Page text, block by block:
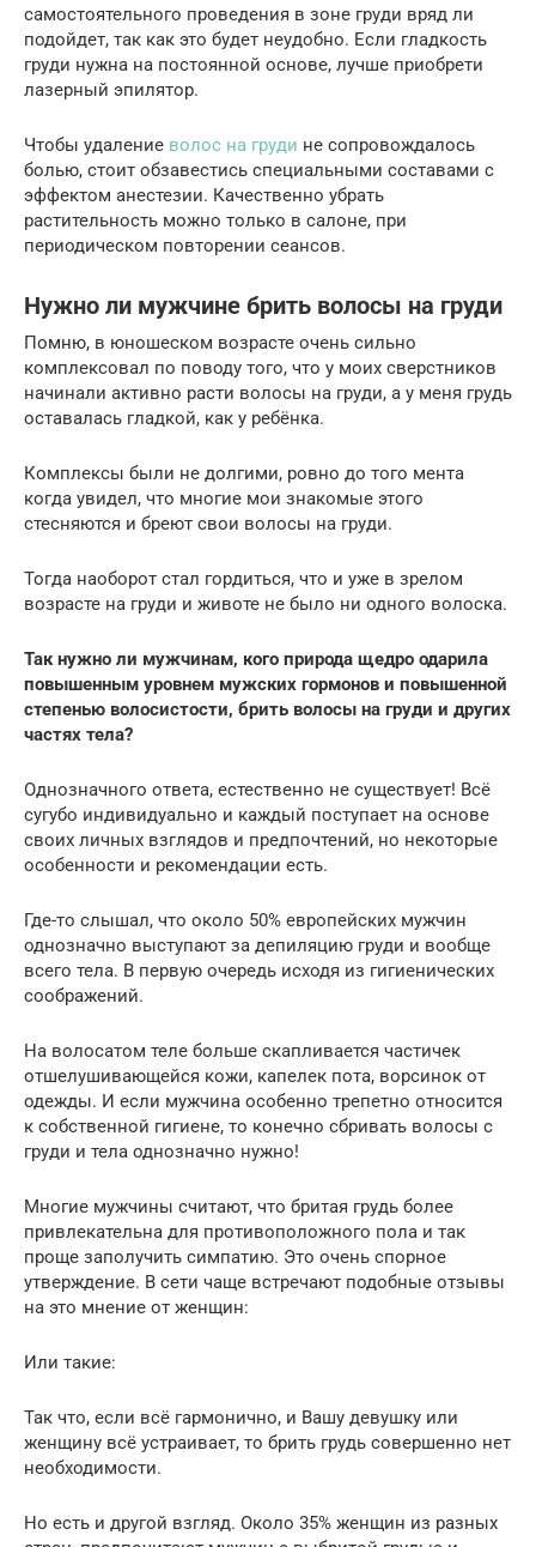
самостоятельного проведения в зоне груди вряд ли
подойдет, так как это будет неудобно. Если гладкость
груди нужна на постоянной основе, лучше приобрети
лазерный эпилятор.
Чтобы удаление волос на груди не сопровождалось
болью, стоит обзавестись специальными составами с
эффектом анестезии. Качественно убрать
растительность можно только в салоне, при
периодическом повторении сеансов.
Нужно ли мужчине брить волосы на груди
Помню, в юношеском возрасте очень сильно
комплексовал по поводу того, что у моих сверстников
начинали активно расти волосы на груди, а у меня грудь
оставалась гладкой, как у ребёнка.
Комплексы были не долгими, ровно до того мента
когда увидел, что многие мои знакомые этого
стесняются и бреют свои волосы на груди.
Тогда наоборот стал гордиться, что и уже в зрелом
возрасте на груди и животе не было ни одного волоска.
Так нужно ли мужчинам, кого природа щедро одарила
повышенным уровнем мужских гормонов и повышенной
степенью волосистости, брить волосы на груди и других
частях тела?
Однозначного ответа, естественно не существует! Всё
сугубо индивидуально и каждый поступает на основе
своих личных взглядов и предпочтений, но некоторые
особенности и рекомендации есть.
Где-то слышал, что около 50% европейских мужчин
однозначно выступают за депиляцию груди и вообще
всего тела. В первую очередь исходя из гигиенических
соображений.
На волосатом теле больше скапливается частичек
отшелушивающейся кожи, капелек пота, ворсинок от
одежды. И если мужчина особенно трепетно относится
к собственной гигиене, то конечно сбривать волосы с
груди и тела однозначно нужно!
Многие мужчины считают, что бритая грудь более
привлекательна для противоположного пола и так
проще заполучить симпатию. Это очень спорное
утверждение. В сети чаще встречают подобные отзывы
на это мнение от женщин:
Или такие:
Так что, если всё гармонично, и Вашу девушку или
женщину всё устраивает, то брить грудь совершенно нет
необходимости.
Но есть и другой взгляд. Около 35% женщин из разных